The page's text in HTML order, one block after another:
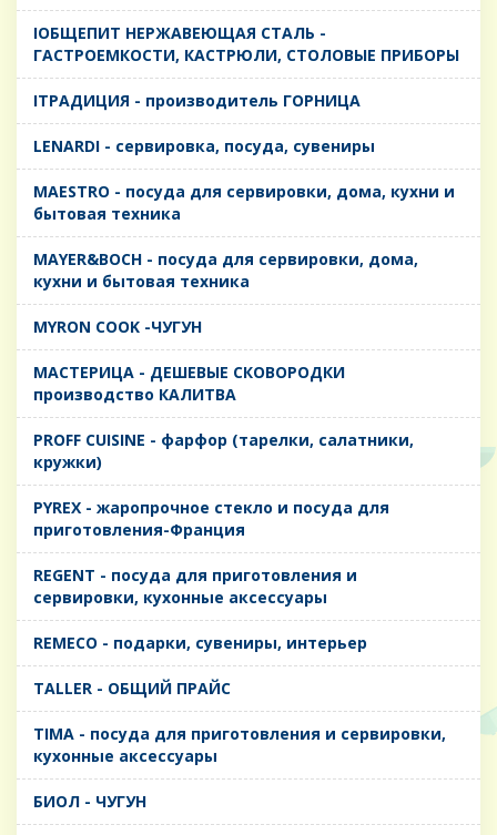
IОБЩЕПИТ НЕРЖАВЕЮЩАЯ СТАЛЬ -
ГАСТРОЕМКОСТИ, КАСТРЮЛИ, СТОЛОВЫЕ ПРИБОРЫ
IТРАДИЦИЯ - производитель ГОРНИЦА
LENARDI - сервировка, посуда, сувениры
MAESTRO - посуда для сервировки, дома, кухни и
бытовая техника
MAYER&BOCH - посуда для сервировки, дома,
кухни и бытовая техника
MYRON COOK -ЧУГУН
MАСТЕРИЦА - ДЕШЕВЫЕ СКОВОРОДКИ
производство КАЛИТВА
PROFF CUISINE - фарфор (тарелки, салатники,
кружки)
PYREX - жаропрочное стекло и посуда для
приготовления-Франция
REGENT - посуда для приготовления и
сервировки, кухонные аксессуары
REMECO - подарки, сувениры, интерьер
TALLER - ОБЩИЙ ПРАЙС
TIMA - посуда для приготовления и сервировки,
кухонные аксессуары
БИОЛ - ЧУГУН